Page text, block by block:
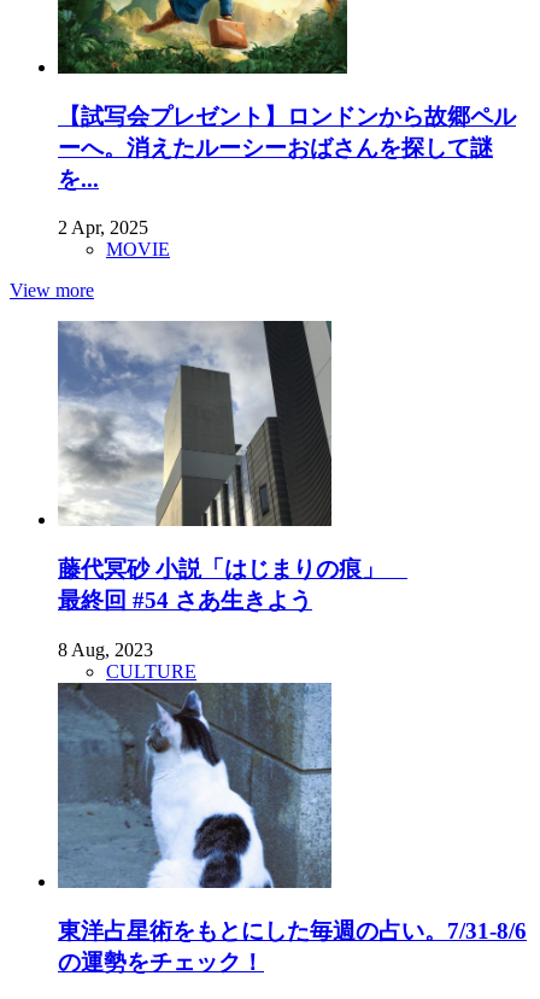
【試写会プレゼント】ロンドンから故郷ペル
ーへ。消えたルーシーおばさんを探して謎
を...
2 Apr, 2025
MOVIE
View more
藤代冥砂 小説「はじまりの痕」
最終回 #54 さあ生きよう
8 Aug, 2023
CULTURE
東洋占星術をもとにした毎週の占い。7/31-8/6
の運勢をチェック！